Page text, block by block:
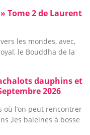
Tome 2 de Laurent
les mondes, avec,
le Bouddha de la
dauphins et
2026
où l’on peut rencontrer
,les baleines à bosse